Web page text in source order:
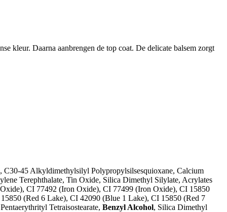
kleur. Daarna aanbrengen de top coat. De delicate balsem zorgt
C30-45 Alkyldimethylsilyl Polypropylsilsesquioxane, Calcium
Terephthalate, Tin Oxide, Silica Dimethyl Silylate, Acrylates
CI 77492 (Iron Oxide), CI 77499 (Iron Oxide), CI 15850
(Red 6 Lake), CI 42090 (Blue 1 Lake), CI 15850 (Red 7
Tetraisostearate, Benzyl Alcohol, Silica Dimethyl